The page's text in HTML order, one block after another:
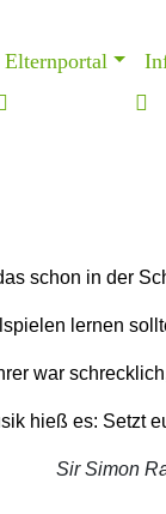
Elternportal
schon in der
lernen
war
hieß es: Setzt
Sir Simon